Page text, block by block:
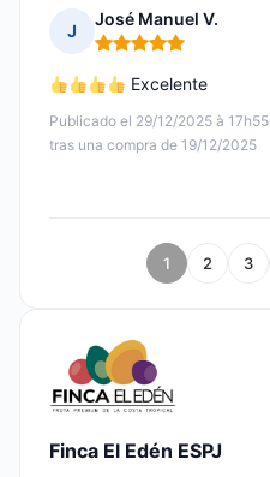
J
José Manuel V.
Nota: 5 de 5
Publicado el 29/12/2025 à 17h55
tras una compra de 19/12/2025
Excelente
1 2 3
Finca El Edén ESPJ